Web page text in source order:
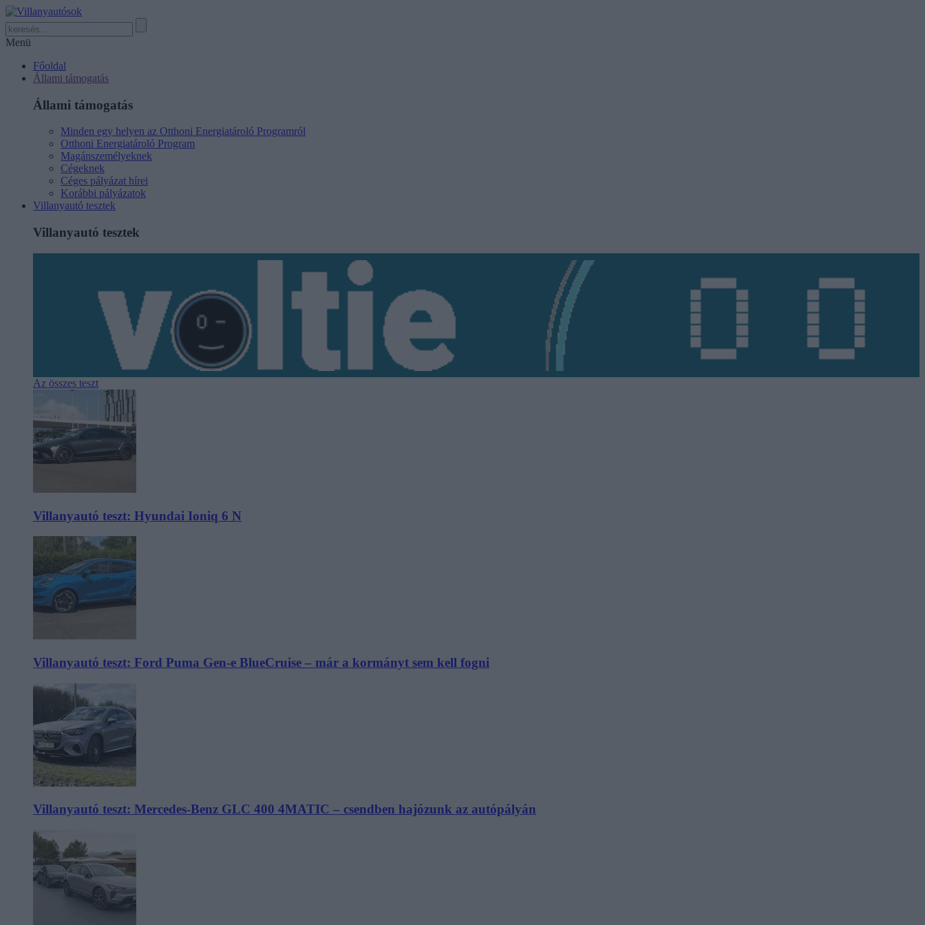
Menü
Főoldal
Állami támogatás
Állami támogatás
Minden egy helyen az Otthoni Energiatároló Programról
Otthoni Energiatároló Program
Magánszemélyeknek
Cégeknek
Céges pályázat hírei
Korábbi pályázatok
Villanyautó tesztek
Villanyautó tesztek
Az összes teszt
Villanyautó teszt: Hyundai Ioniq 6 N
Villanyautó teszt: Ford Puma Gen-e BlueCruise – már a kormányt sem kell fogni
Villanyautó teszt: Mercedes-Benz GLC 400 4MATIC – csendben hajózunk az autópályán